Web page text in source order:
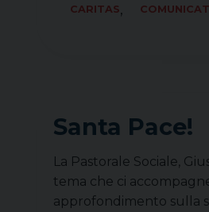
CARITAS,
Santa Pace!
La Pastorale Sociale,
tema che ci
approfondimento sulla